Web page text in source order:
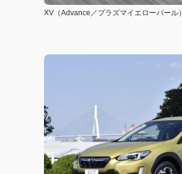
XV（Advance／プラズマイエローパール）